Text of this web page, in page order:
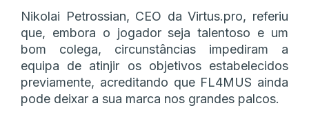
Nikolai Petrossian, CEO da Virtus.pro, referiu
que, embora o jogador seja talentoso e um
bom colega, circunstâncias impediram a
equipa de atinjir os objetivos estabelecidos
previamente, acreditando que FL4MUS ainda
pode deixar a sua marca nos grandes palcos.